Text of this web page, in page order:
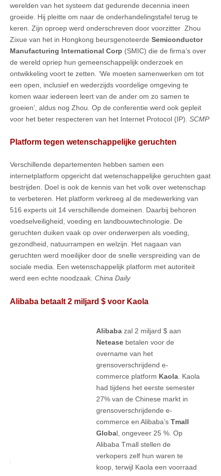
werelden van het systeem dat gedurende decennia ineen
groeide. Hij pleitte om naar de onderhandelingstafel terug te
keren. Zijn oproep werd onderschreven door voorzitter Zhou
Zixue van het in Hongkong beursgenoteerde Semiconductor
Manufacturing International Corp (SMIC) die de firma’s over
de wereld opriep hun gemeenschappelijk onderzoek en
ontwikkeling voort te zetten. ‘We moeten samenwerken om tot
een open, inclusief en wederzijds voordelige omgeving te
komen waar iedereen leert van de ander om zo samen te
groeien’, aldus nog Zhou. Op de conferentie werd ook gepleit
voor het beter respecteren van het Internet Protocol (IP). SCMP
Platform tegen wetenschappelijke geruchten
Verschillende departementen hebben samen een
internetplatform opgericht dat wetenschappelijke geruchten gaat
bestrijden. Doel is ook de kennis van het volk over wetenschap
te verbeteren. Het platform verkreeg al de medewerking van
516 experts uit 14 verschillende domeinen. Daarbij behoren
voedselveiligheid, voeding en landbouwtechnologie. De
geruchten duiken vaak op over onderwerpen als voeding,
gezondheid, natuurrampen en welzijn. Het nagaan van
geruchten werd moeilijker door de snelle verspreiding van de
sociale media. Een wetenschappelijk platform met autoriteit
werd een echte noodzaak. China Daily
Alibaba betaalt 2 miljard $ voor Kaola
Alibabazal 2 miljard $ aan
Netease betalen voor de
overname van het
grensoverschrijdend e-
commerce platform Kaola . Kaola
had tijdens het eerste semester
27% van de Chinese markt in
grensoverschrijdende e-
commerce en Alibaba’sTmall
Global, ongeveer 25 %. Op
Alibaba Tmall stellen de
verkopers zelf hun waren te
koop, terwijl Kaola een voorraad